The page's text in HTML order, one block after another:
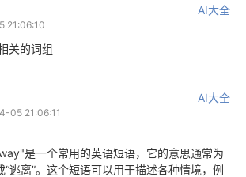
AI大全
21:06:10
关的词组
AI大全
05 21:06:11
是一个常用的英语短语，它的意思通常为
“逃离”。这个短语可以用于描述各种情境，例